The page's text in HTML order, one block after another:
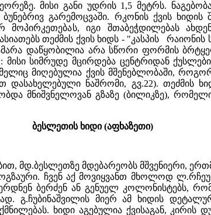
მისი განი უდრის 1,5 მეტრს.
გარემოცვაში. რკონის ქვის ხიდის
იგი შთაბეჭდილებას
თეძმის ქვის ხიდს - "კასპის
დაწყობილია არა სწორი ფორმის
სიმრუდე მცირდება ცენტრიდან
მიღებულია ქვის მშენებლობაში,
დასახელებული ნაშრომი, გვ.22).
მნიშვნელოვან გზაზე (ბილიკზე),
ბესლეთის ხიდი (აფხაზეთი)
მდ.ბესლეთზე მდებარეობს მშვენიერი,
ჩვენ აქ მოვიყვანთ მხოლოდ
ბერძენ ან გენუელ კოლონისტებს,
გ.ჩუბინაშვილის მიერ ამ ხიდის
ხიდი აგებულია ქვისაგან, კირის